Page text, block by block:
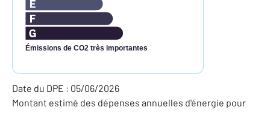
Émissions de CO2 très importantes
Date du DPE : 05/06/2026
Montant estimé des dépenses annuelles d'énergie pour